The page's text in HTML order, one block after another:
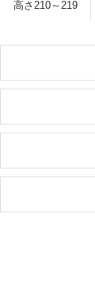
高さ210～219